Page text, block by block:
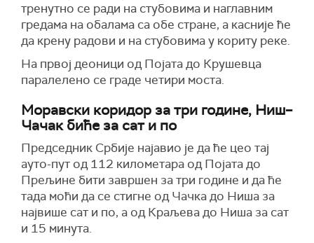
тренутно се ради на стубовима и наглавним
гредама на обалама са обе стране, а касније ће
да крену радови и на стубовима у кориту реке.
На првој деоници од Појата до Крушевца
паралелено се граде четири моста.
Моравски коридор за три године, Ниш–
Чачак биће за сат и по
Председник Србије најавио је да ће цео тај
ауто-пут од 112 километара од Појата до
Прељине бити завршен за три године и да ће
тада моћи да се стигне од Чачка до Ниша за
највише сат и по, а од Краљева до Ниша за сат
и 15 минута.